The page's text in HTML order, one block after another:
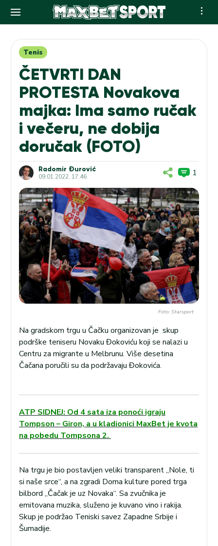
contentTenis
ČETVRTI DAN
PROTESTA Novakova
majka: Ima samo ručak
i večeru, ne dobija
doručak (FOTO)
Radomir Đurović
09.01.2022. 17:46 1
Foto: Starsport
Na gradskom trgu u Čačku organizovan je skup
podrške teniseru Novaku Đokoviću koji se nalazi u
Centru za migrante u Melbrunu. Više desetina
Čačana poručili su da podržavaju Đokovića.
ATP SIDNEJ: Od 4 sata iza ponoći igraju
Tompson – Giron, a u kladionici MaxBet je kvota
na pobedu Tompsona 2.
Na trgu je bio postavljen veliki transparent „Nole, ti
si naše srce“, a na zgradi Doma kulture pored trga
bilbord „Čačak je uz Novaka“. Sa zvučnika je
emitovana muzika, služeno je kuvano vino i rakija.
Skup je podržao Teniski savez Zapadne Srbije i
Šumadije.